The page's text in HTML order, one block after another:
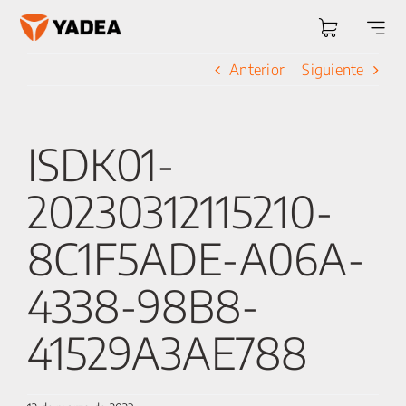
Saltar
Anterior Siguiente
ISDK01-
20230312115210-
8C1F5ADE-A06A-
4338-98B8-
41529A3AE788